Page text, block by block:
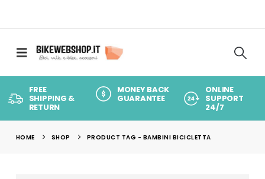
FREE
SHIPPING &
RETURN
MONEY BACK
GUARANTEE
ONLINE
SUPPORT
24/7
HOME SHOP PRODUCT TAG - BAMBINI BICICLETTA